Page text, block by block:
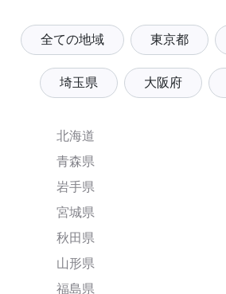
全ての地域 東京都
埼玉県 大阪府
北海道
青森県
岩手県
宮城県
秋田県
山形県
福島県